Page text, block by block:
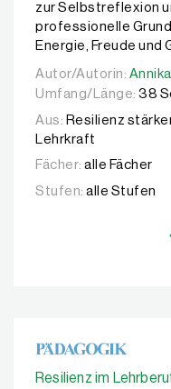
zur Selbstreflexion
professionelle
Energie, Freude und
Autor/Autorin:
Autor/Autorin:
Umfang/Länge: 38
Aus: Resilienz
Lehrkraft
Fächer: alle Fächer
Stufen: alle Stufen
Resilienz im